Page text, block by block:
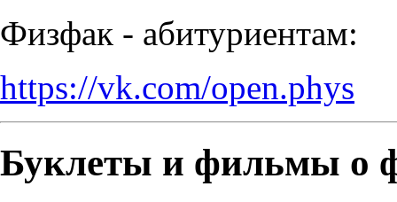
Физфак - абитуриентам:
https://vk.com/open.phys
Буклеты и фильмы о